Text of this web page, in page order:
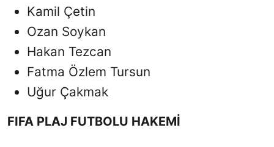
Kamil Çetin
Ozan Soykan
Hakan Tezcan
Fatma Özlem Tursun
Uğur Çakmak
FIFA PLAJ FUTBOLU HAKEMİ